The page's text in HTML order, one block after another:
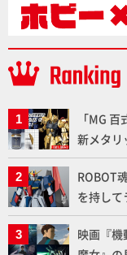
「MG
新メタリ
りに!!【
ROBOT
を持し
劇中どお
ダム】
映画『機